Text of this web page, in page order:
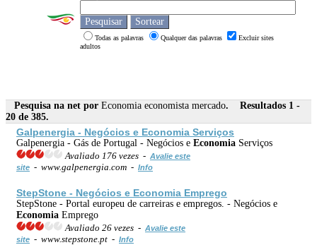
Todas as palavras Qualquer das palavras
Excluir sites
adultos
Pesquisa na net por Economia economista mercado. Resultados 1 -
20 de 385.
Galpenergia - Negócios e Economia Serviços
Galpenergia - Gás de Portugal - Negócios e Economia Serviços
Avaliado 176 vezes - Avalie este
site - www.galpenergia.com - Info
StepStone - Negócios e Economia Emprego
StepStone - Portal europeu de carreiras e empregos. - Negócios e
Economia Emprego
Avaliado 26 vezes - Avalie este
site - www.stepstone.pt - Info